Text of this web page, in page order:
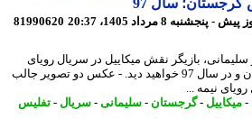
سال 97
81990620
بازیگر نقش میکاییل در سریال رویای
نیمه شب را در تفلیس گرجستان و در سال 97 خواهید دید. - عکس دو تصویر جالب
نیمه ...
-گرجستان-سلیمانی-سریال-تفلیس